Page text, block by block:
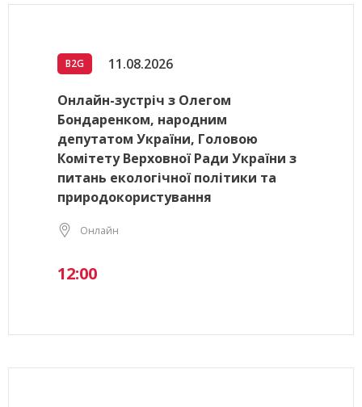
B2G 11.08.2026
Онлайн-зустріч з Олегом
Бондаренком, народним
депутатом України, Головою
Комітету Верховної Ради України з
питань екологічної політики та
природокористування
Онлайн
12:00